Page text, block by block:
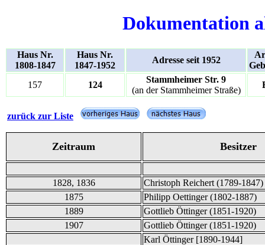
Dokumentation
Haus Nr.
1808-1847
Haus Nr.
1847-1952
Adresse seit 1952
157
124
Stammheimer Str. 9
(an der Stammheimer Straße)
zurück zur Liste
Zeitraum Besitzer
1828, 1836
Christoph Reichert (1789-1847)
1875
Philipp Oettinger (1802-1887)
1889
Gottlieb Öttinger (1851-1920)
1907
Gottlieb Öttinger (1851-1920)
Karl Öttinger [1890-1944]